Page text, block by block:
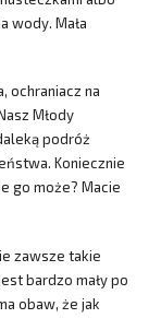
wody. Mała
ochraniacz na
Młody
podróż
Koniecznie
go może? Macie
zawsze takie
bardzo mały po
obaw, że jak